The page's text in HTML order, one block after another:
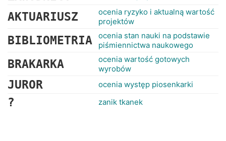
AKTUARIUSZ
ocenia ryzyko i aktualną wartość
projektów
BIBLIOMETRIA
ocenia stan nauki na podstawie
piśmiennictwa naukowego
BRAKARKA
ocenia wartość gotowych
wyrobów
JUROR ocenia występ piosenkarki
? zanik tkanek